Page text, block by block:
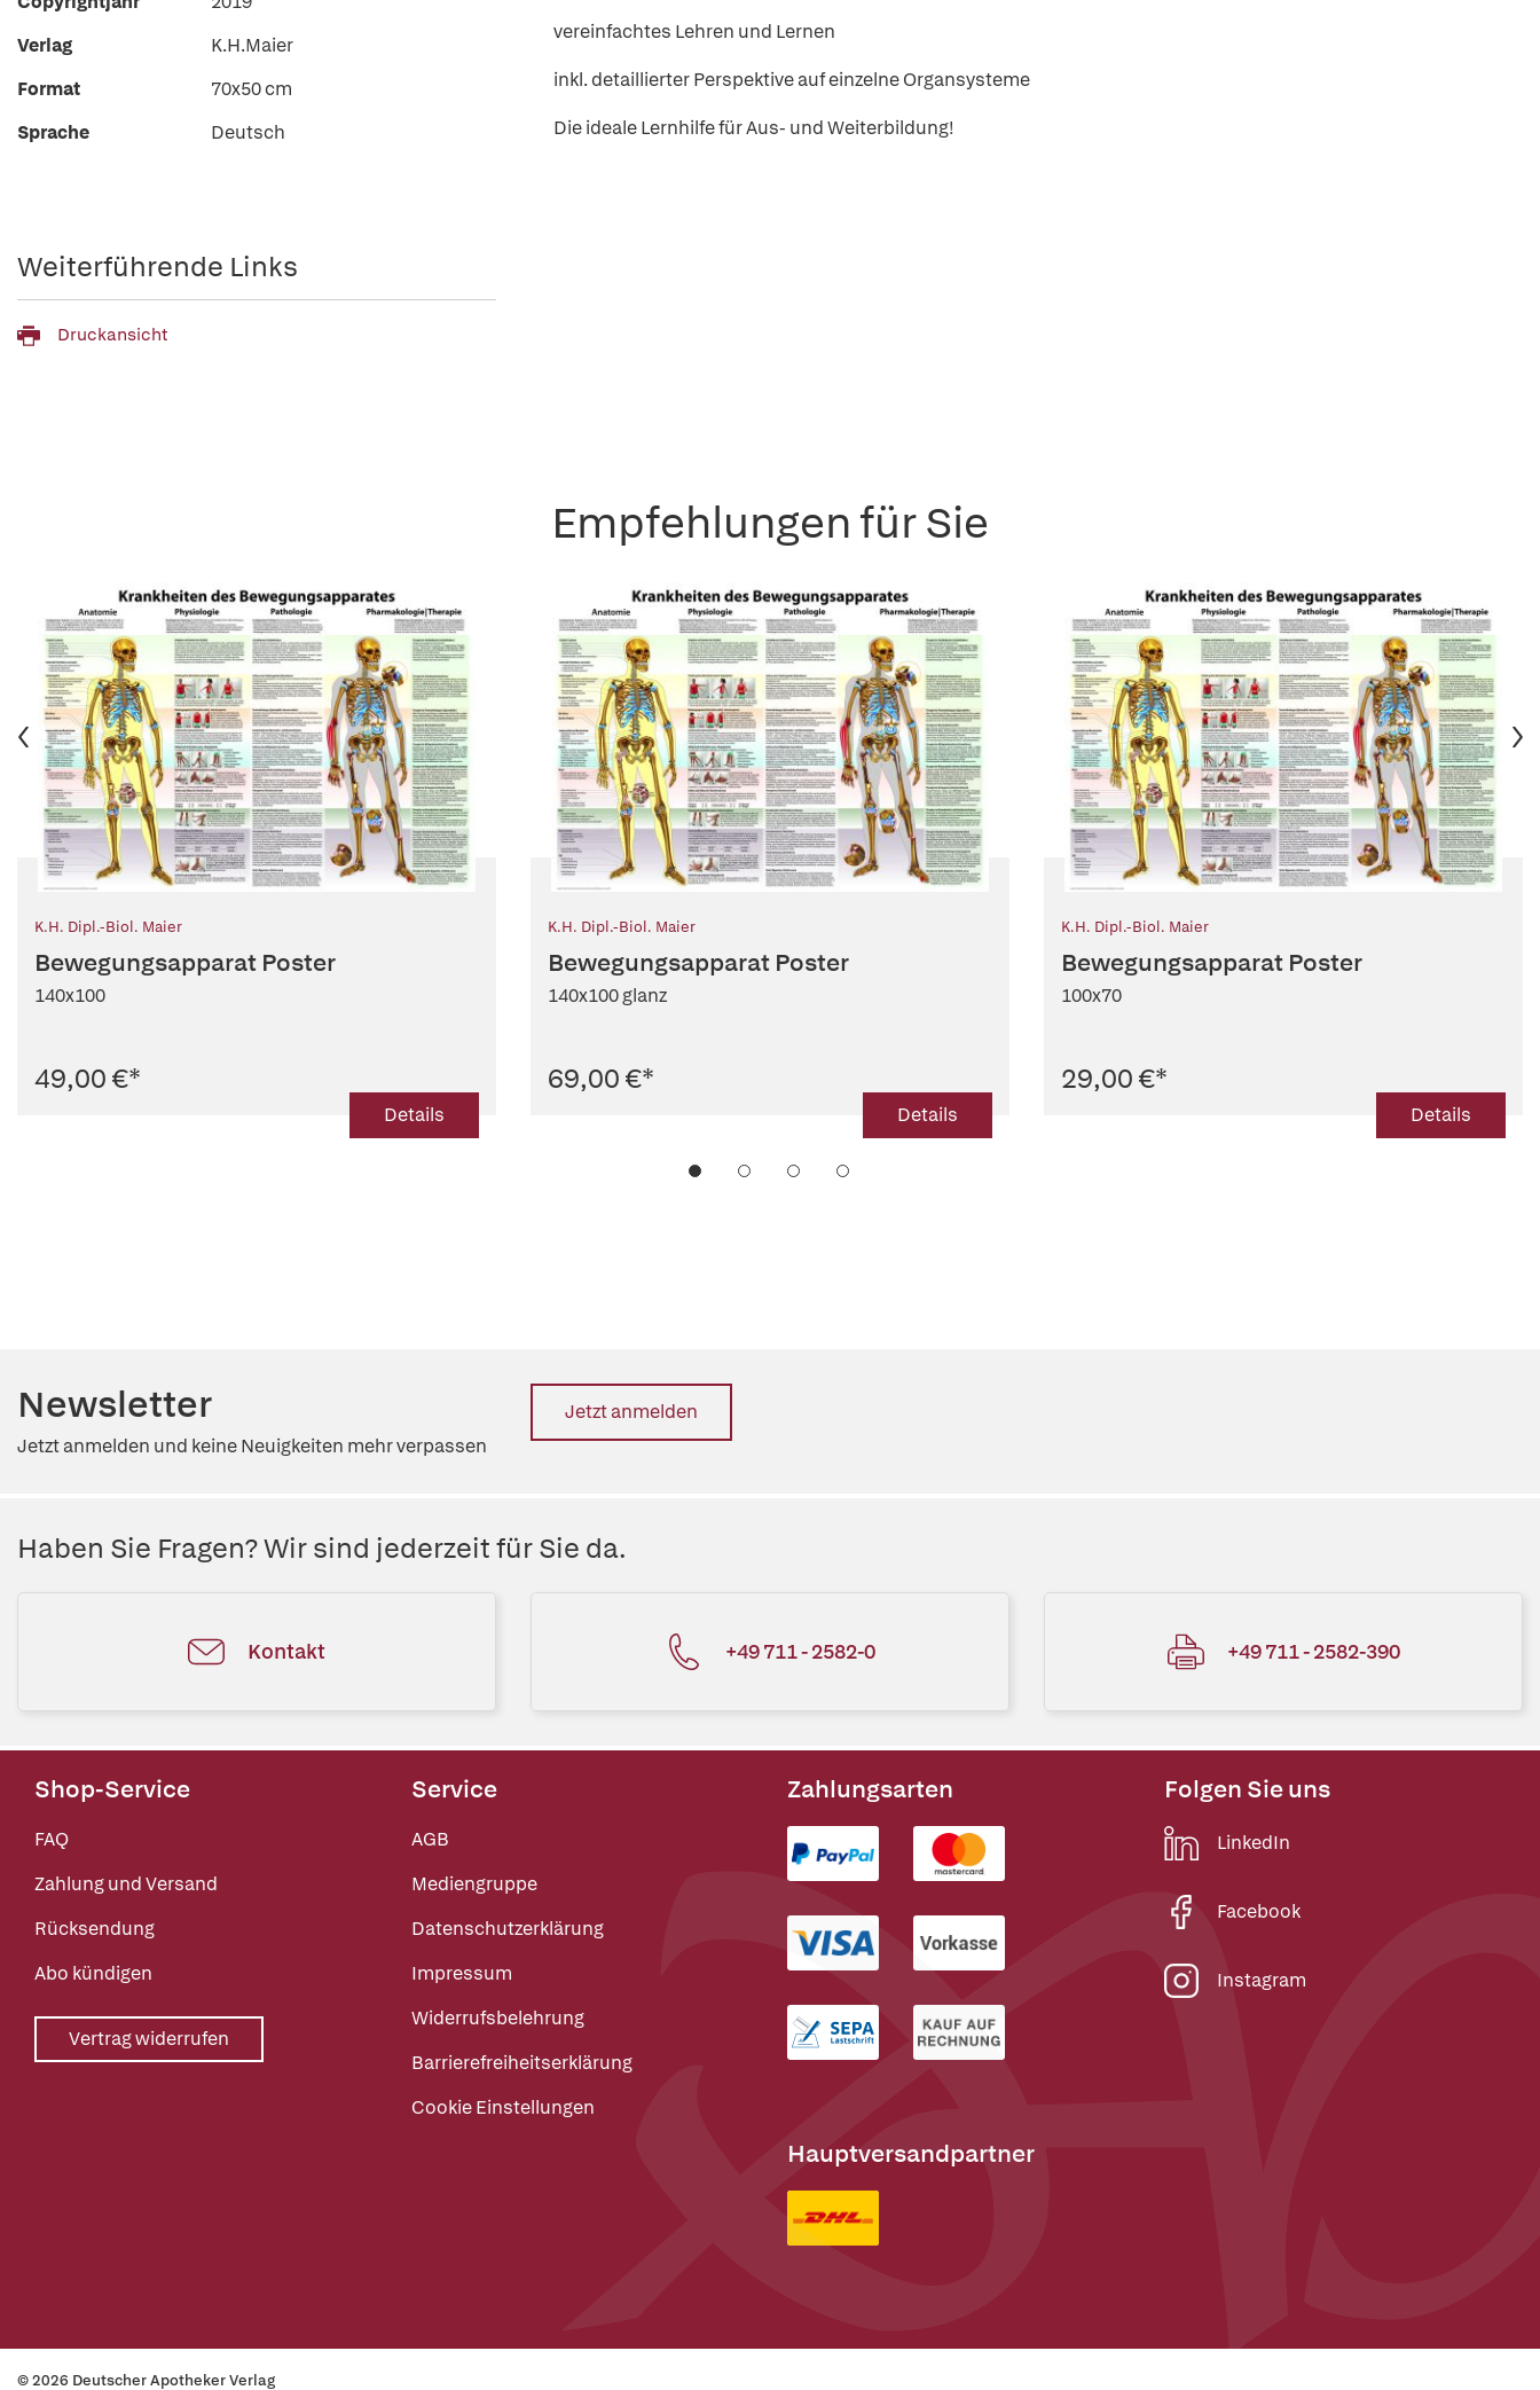
vereinfachtes Lehren und Lernen
inkl. detaillierter Perspektive auf einzelne Organsysteme
Die ideale Lernhilfe für Aus- und Weiterbildung!
Verlag
K.H.Maier
Format
70x50 cm
Sprache
Deutsch
Weiterführende Links
Druckansicht
Empfehlungen für Sie
K.H. Dipl.-Biol. Maier
Bewegungsapparat Poster
140x100
49,00 €*
Details
K.H. Dipl.-Biol. Maier
Bewegungsapparat Poster
140x100 glanz
69,00 €*
Details
K.H. Dipl.-Biol. Maier
Bewegungsapparat Poster
100x70
29,00 €*
Details
Newsletter
Jetzt anmelden und keine Neuigkeiten mehr verpassen
Jetzt anmelden
Haben Sie Fragen? Wir sind jederzeit für Sie da.
Kontakt +49 711 - 2582-0 +49 711 - 2582-390
Shop-Service
FAQ
Zahlung und Versand
Rücksendung
Abo kündigen
Vertrag widerrufen
Service
AGB
Mediengruppe
Datenschutzerklärung
Impressum
Widerrufsbelehrung
Barrierefreiheitserklärung
Cookie Einstellungen
Zahlungsarten
Hauptversandpartner
Folgen Sie uns
LinkedIn
Facebook
Instagram
© 2026 Deutscher Apotheker Verlag